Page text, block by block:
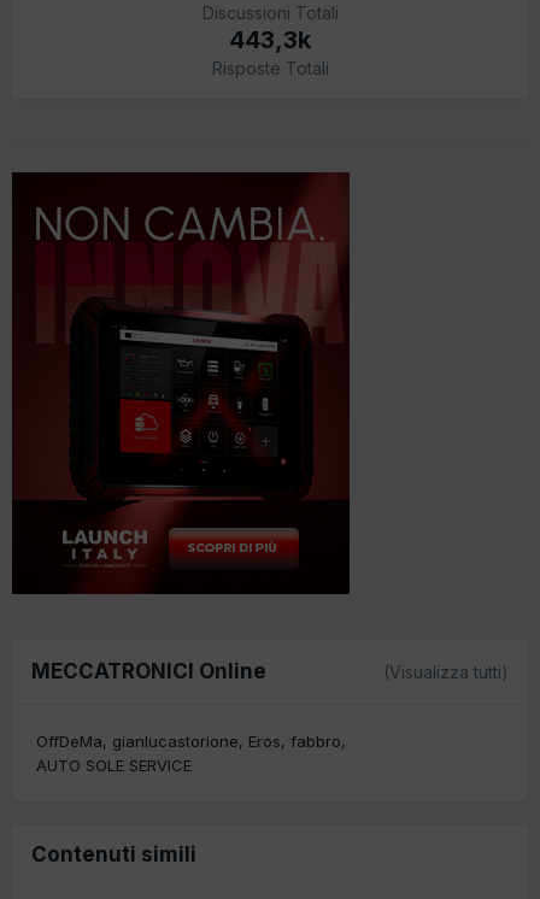
Discussioni Totali
443,3k
Risposte Totali
MECCATRONICI Online (Visualizza tutti)
OffDeMa gianlucastorione Eros fabbro
AUTO SOLE SERVICE
Contenuti simili